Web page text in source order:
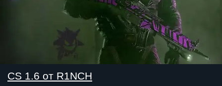
CS 1.6 от R1NCH